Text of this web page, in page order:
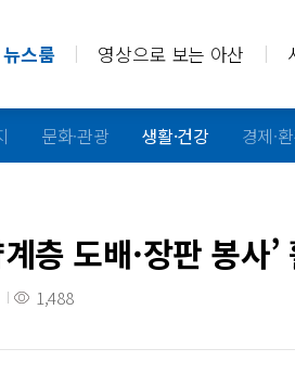
뉴스룸 영상으로 보는 아산
문화·관광 생활·건강 경제·
층 도배·장판 봉사’
1,488